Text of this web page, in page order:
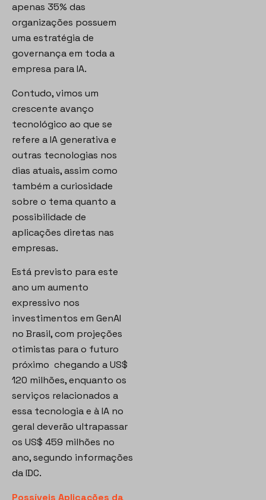
apenas 35% das
organizações possuem
uma estratégia de
governança em toda a
empresa para IA.
Contudo, vimos um
crescente avanço
tecnológico ao que se
refere a IA generativa e
outras tecnologias nos
dias atuais, assim como
também a curiosidade
sobre o tema quanto a
possibilidade de
aplicações diretas nas
empresas.
Está previsto para este
ano um aumento
expressivo nos
investimentos em GenAI
no Brasil, com projeções
otimistas para o futuro
próximo chegando a US$
120 milhões, enquanto os
serviços relacionados a
essa tecnologia e à IA no
geral deverão ultrapassar
os US$ 459 milhões no
ano, segundo informações
da IDC.
Possíveis Aplicações da